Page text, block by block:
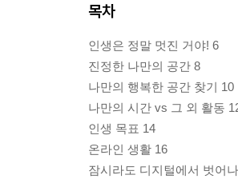
목차
인생은 정말 멋진 거야! 6
진정한 나만의 공간 8
나만의 행복한 공간 찾기 10
나만의 시간 vs 그 외 활동
인생 목표 14
온라인 생활 16
잠시라도 디지털에서 벗어